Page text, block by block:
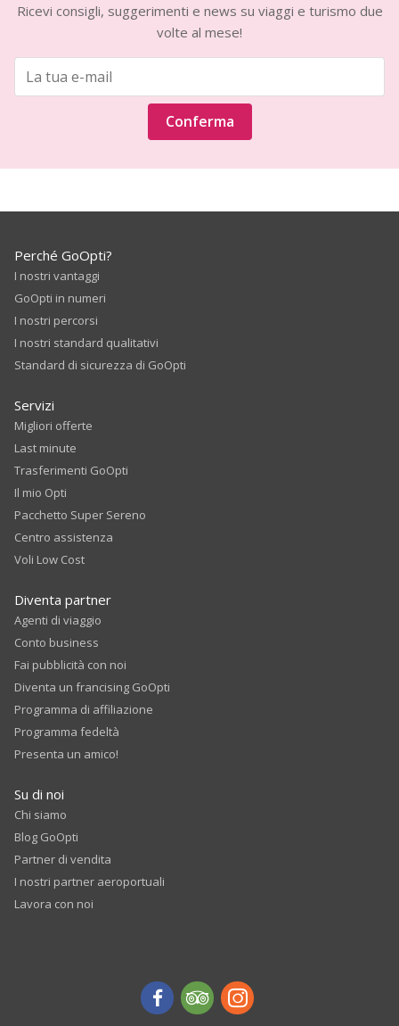
Ricevi consigli, suggerimenti e news su viaggi e turismo due
volte al mese!
Conferma
Perché GoOpti?
I nostri vantaggi
GoOpti in numeri
I nostri percorsi
I nostri standard qualitativi
Standard di sicurezza di GoOpti
Servizi
Migliori offerte
Last minute
Trasferimenti GoOpti
Il mio Opti
Pacchetto Super Sereno
Centro assistenza
Voli Low Cost
Diventa partner
Agenti di viaggio
Conto business
Fai pubblicità con noi
Diventa un francising GoOpti
Programma di affiliazione
Programma fedeltà
Presenta un amico!
Su di noi
Chi siamo
Blog GoOpti
Partner di vendita
I nostri partner aeroportuali
Lavora con noi